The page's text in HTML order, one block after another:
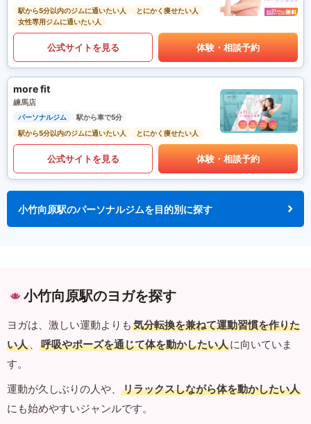
駅から5分以内のジムに通いたい人
とにかく痩せたい人
女性専用ジムに通いたい人
公式サイトを見る 体験・相談予約
more fit
練馬店
パーソナルジム
駅から車で5分
駅から5分以内のジムに通いたい人
とにかく痩せたい人
公式サイトを見る 体験・相談予約
小竹向原駅のパーソナルジムを目的別に探す
小竹向原駅のヨガを探す
ヨガは、激しい運動よりも 気分転換を兼ねて運動習慣を作りた
い人 、 呼吸やポーズを通じて体を動かしたい人に向いていま
す。
運動が久しぶりの人や、
リラックスしながら体を動かしたい人
にも始めやすいジャンルです。